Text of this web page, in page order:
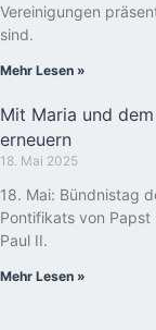
Vereinigungen
sind.
Mehr Lesen »
Mit Maria und
erneuern
18. Mai 2025
18. Mai: Bündnistag
Pontifikats von Papst
Paul II.
Mehr Lesen »